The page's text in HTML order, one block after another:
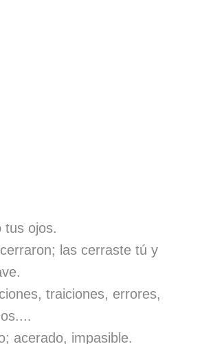
tus ojos.
las cerraste tú y
traiciones, errores,
acerado, impasible.